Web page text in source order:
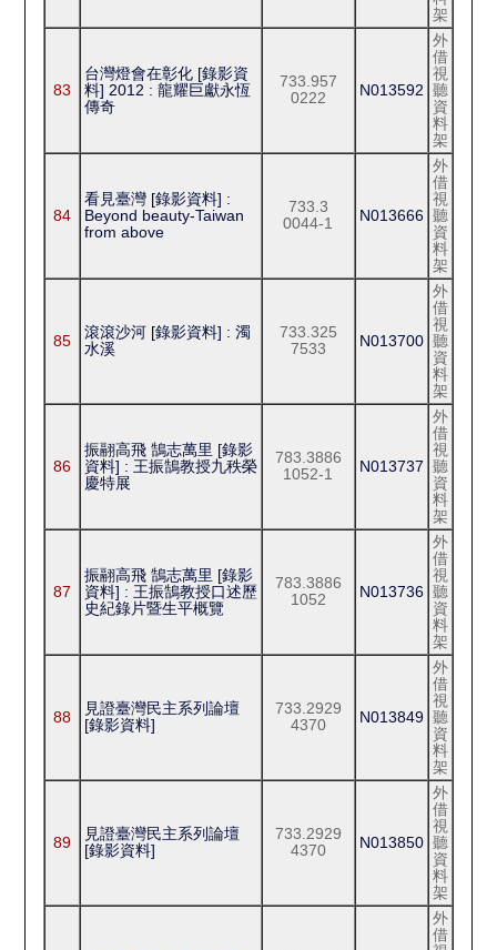
架
83
台灣燈會在彰化 [錄影資
料] 2012 : 龍耀巨獻永恆
傳奇
733.957
0222
N013592
外
借
視
聽
資
料
架
84
看見臺灣 [錄影資料] :
Beyond beauty-Taiwan
from above
733.3
0044-1
N013666
外
借
視
聽
資
料
架
85
滾滾沙河 [錄影資料] : 濁
水溪
733.325
7533
N013700
外
借
視
聽
資
料
架
86
振翮高飛 鵠志萬里 [錄影
資料] : 王振鵠教授九秩榮
慶特展
783.3886
1052-1
N013737
外
借
視
聽
資
料
架
87
振翮高飛 鵠志萬里 [錄影
資料] : 王振鵠教授口述歷
史紀錄片暨生平概覽
783.3886
1052
N013736
外
借
視
聽
資
料
架
88
見證臺灣民主系列論壇
[錄影資料]
733.2929
4370
N013849
外
借
視
聽
資
料
架
89
見證臺灣民主系列論壇
[錄影資料]
733.2929
4370
N013850
外
借
視
聽
資
料
架
外
借